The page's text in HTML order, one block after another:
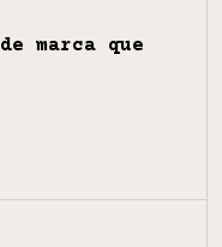
marca que